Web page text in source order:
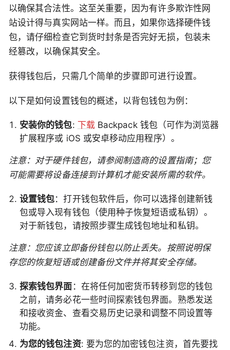
以确保其合法性。这至关重要，因为有许多欺诈性网
站设计得与真实网站一样。而且，如果你选择硬件钱
包，请仔细检查它到货时封条是否完好无损，包装未
经篡改，以确保其安全。
获得钱包后，只需几个简单的步骤即可进行设置。
以下是如何设置钱包的概述，以背包钱包为例：
安装你的钱包: 下载Backpack 钱包（可作为浏览器
扩展程序或 iOS 或安卓移动应用程序）。
注意：对于硬件钱包，请参阅制造商的设置指南；您
可能需要将设备连接到计算机才能安装所需的软件。
设置钱包：打开钱包软件后，你可以选择创建新钱
包或导入现有钱包（使用种子恢复短语或私钥）。
对于新钱包，请按照步骤生成钱包地址和私钥。
注意：您应该立即备份钱包以防止丢失。按照说明保
存您的恢复短语或创建备份文件并将其安全存储。
探索钱包界面 ：在将任何加密货币转移到您的钱包
之前，请务必花一些时间探索钱包界面。熟悉发送
和接收资金、查看交易历史记录和调整不同设置等
功能。
为您的钱包注资: 要为您的加密钱包注资，首先要找